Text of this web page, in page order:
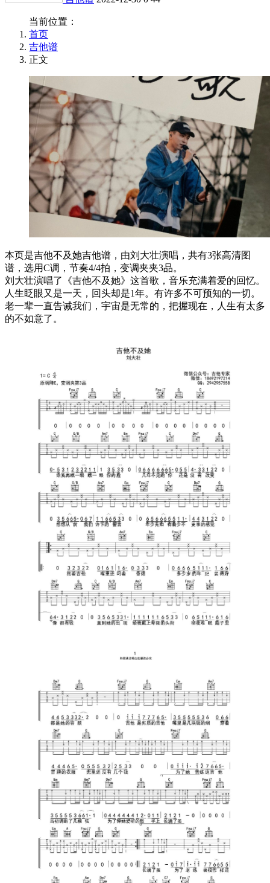
当前位置：
首页
吉他谱
正文
本页是吉他不及她吉他谱，由刘大壮演唱，共有3张高清图
谱，选用C调，节奏4/4拍，变调夹夹3品。
刘大壮演唱了《吉他不及她》这首歌，音乐充满着爱的回忆。
人生眨眼又是一天，回头却是1年。有许多不可预知的一切。
老一辈一直告诫我们，宇宙是无常的，把握现在，人生有太多
的不如意了。